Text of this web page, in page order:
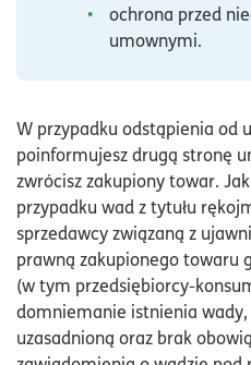
ochrona przed
umownymi.
W przypadku odstąpienia od
poinformujesz drugą stronę
zwrócisz zakupiony towar.
przypadku wad z tytułu
sprzedawcy związaną z
prawną zakupionego towaru
(w tym przedsiębiorcy-
domniemanie istnienia
uzasadnioną oraz brak